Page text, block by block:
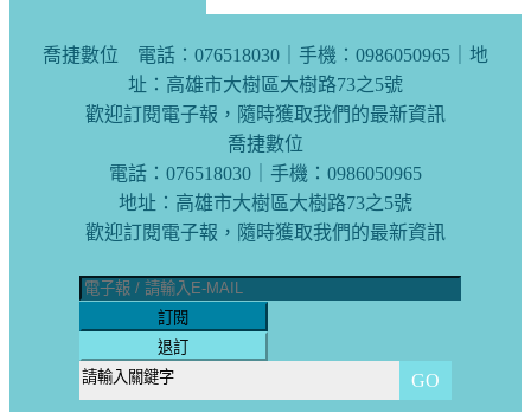
喬捷數位 電話：076518030｜手機：0986050965｜地
址：高雄市大樹區大樹路73之5號
歡迎訂閱電子報，隨時獲取我們的最新資訊
喬捷數位
電話：076518030｜手機：0986050965
地址：高雄市大樹區大樹路73之5號
歡迎訂閱電子報，隨時獲取我們的最新資訊
訂閱
退訂
GO